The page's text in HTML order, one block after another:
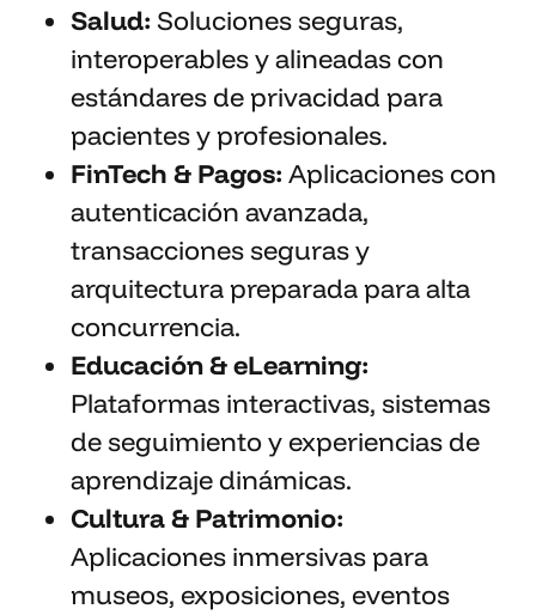
Salud: Soluciones seguras,
interoperables y alineadas con
estándares de privacidad para
pacientes y profesionales.
FinTech & Pagos: Aplicaciones con
autenticación avanzada,
transacciones seguras y
arquitectura preparada para alta
concurrencia.
Educación & eLearning:
Plataformas interactivas, sistemas
de seguimiento y experiencias de
aprendizaje dinámicas.
Cultura & Patrimonio:
Aplicaciones inmersivas para
museos, exposiciones, eventos